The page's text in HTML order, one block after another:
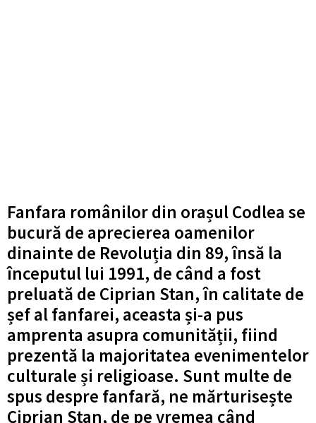
Fanfara românilor din orașul Codlea se
bucură de aprecierea oamenilor
dinainte de Revoluția din 89, însă la
începutul lui 1991, de când a fost
preluată de Ciprian Stan, în calitate de
șef al fanfarei, aceasta și-a pus
amprenta asupra comunității, fiind
prezentă la majoritatea evenimentelor
culturale și religioase. Sunt multe de
spus despre fanfară, ne mărturisește
Ciprian Stan, de pe vremea când